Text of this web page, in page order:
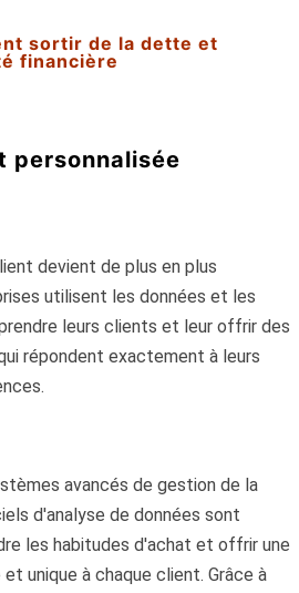
sortir de la dette et
financière
personnalisée
devient de plus en plus
utilisent les données et les
leurs clients et leur offrir des
répondent exactement à leurs
avancés de gestion de la
d'analyse de données sont
les habitudes d'achat et offrir une
unique à chaque client. Grâce à